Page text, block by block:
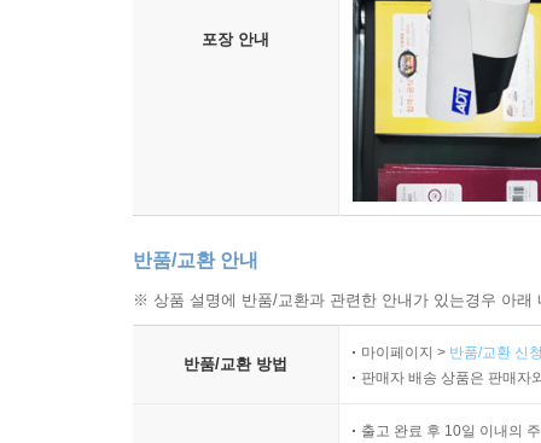
포장 안내
반품/교환 안내
※ 상품 설명에 반품/교환과 관련한 안내가 있는경우 아
반품/교환 방법
마이페이지 > 반품/교환 신
판매자 배송 상품은 판매자
출고 완료 후 10일 이내의